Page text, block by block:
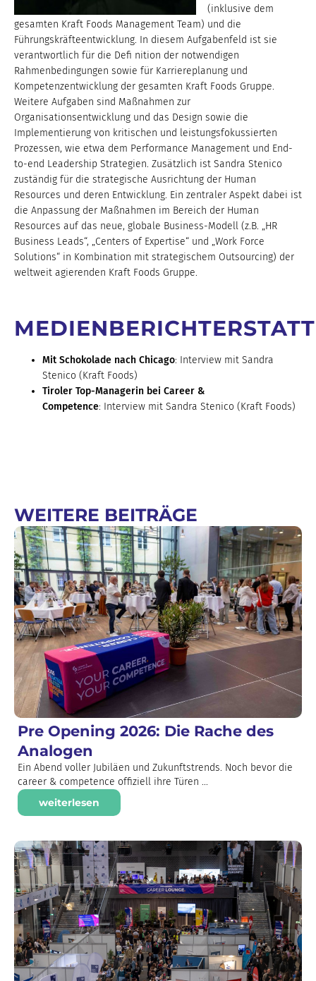
(inklusive dem
gesamten Kraft Foods Management Team) und die
Führungskräfteentwicklung. In diesem Aufgabenfeld ist sie
verantwortlich für die Defi nition der notwendigen
Rahmenbedingungen sowie für Karriereplanung und
Kompetenzentwicklung der gesamten Kraft Foods Gruppe.
Weitere Aufgaben sind Maßnahmen zur
Organisationsentwicklung und das Design sowie die
Implementierung von kritischen und leistungsfokussierten
Prozessen, wie etwa dem Performance Management und End-
to-end Leadership Strategien. Zusätzlich ist Sandra Stenico
zuständig für die strategische Ausrichtung der Human
Resources und deren Entwicklung. Ein zentraler Aspekt dabei ist
die Anpassung der Maßnahmen im Bereich der Human
Resources auf das neue, globale Business-Modell (z.B. „HR
Business Leads“, „Centers of Expertise“ und „Work Force
Solutions“ in Kombination mit strategischem Outsourcing) der
weltweit agierenden Kraft Foods Gruppe.
Mit Schokolade nach Chicago: Interview mit Sandra
Stenico (Kraft Foods)
Tiroler Top-Managerin bei Career &
Competence: Interview mit Sandra Stenico (Kraft Foods)
WEITERE BEITRÄGE
Pre Opening 2026: Die Rache des
Analogen
Ein Abend voller Jubiläen und Zukunftstrends. Noch bevor die
career & competence offiziell ihre Türen ...
weiterlesen